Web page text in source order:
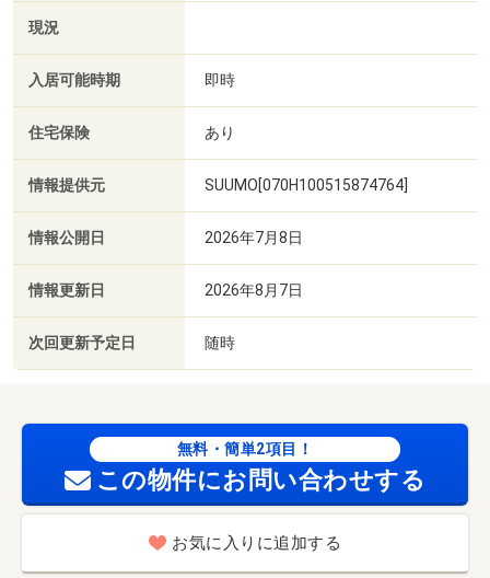
現況
入居可能時期 即時
住宅保険 あり
情報提供元 SUUMO[070H100515874764]
情報公開日 2026年7月8日
情報更新日 2026年8月7日
次回更新予定日 随時
無料・簡単2項目！
この物件にお問い合わせする
お気に入りに追加する